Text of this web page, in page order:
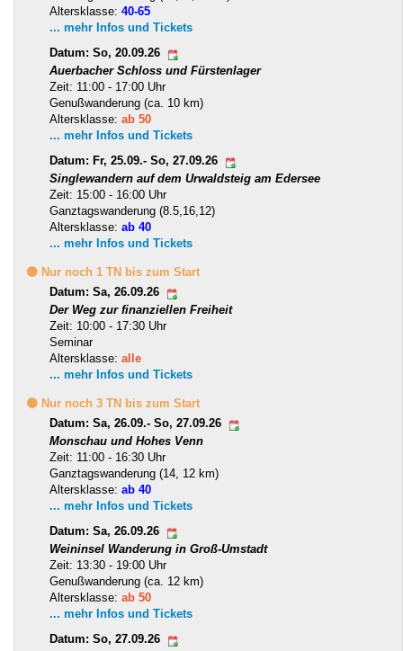
Altersklasse: 40-65
... mehr Infos und Tickets
Datum: So, 20.09.26
Auerbacher Schloss und Fürstenlager
Zeit: 11:00 - 17:00 Uhr
Genußwanderung (ca. 10 km)
Altersklasse: ab 50
... mehr Infos und Tickets
Datum: Fr, 25.09.- So, 27.09.26
Singlewandern auf dem Urwaldsteig am Edersee
Zeit: 15:00 - 16:00 Uhr
Ganztagswanderung (8.5,16,12)
Altersklasse: ab 40
... mehr Infos und Tickets
🟡 Nur noch 1 TN bis zum Start
Datum: Sa, 26.09.26
Der Weg zur finanziellen Freiheit
Zeit: 10:00 - 17:30 Uhr
Seminar
Altersklasse: alle
... mehr Infos und Tickets
🟡 Nur noch 3 TN bis zum Start
Datum: Sa, 26.09.- So, 27.09.26
Monschau und Hohes Venn
Zeit: 11:00 - 16:30 Uhr
Ganztagswanderung (14, 12 km)
Altersklasse: ab 40
... mehr Infos und Tickets
Datum: Sa, 26.09.26
Weininsel Wanderung in Groß-Umstadt
Zeit: 13:30 - 19:00 Uhr
Genußwanderung (ca. 12 km)
Altersklasse: ab 50
... mehr Infos und Tickets
Datum: So, 27.09.26